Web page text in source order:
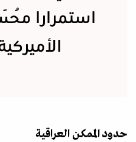
استمرارا
حدود الممكن العراقية